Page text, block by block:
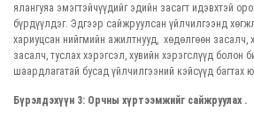
ялангуяа эмэгтэйчүүдийг эдийн засагт идэвхтэй
бүрдүүлдэг. Эдгээр сайжруулсан үйлчилгээнд
хариуцсан нийгмийн ажилтнууд, хөдөлгөөн
засалч, туслах хэрэгсэл, хувийн хэрэгслүүд болон
шаардлагатай бусад үйлчилгээний кэйсүүд багтах
Бүрэлдэхүүн 3: Орчны хүртээмжийг сайжруулах .